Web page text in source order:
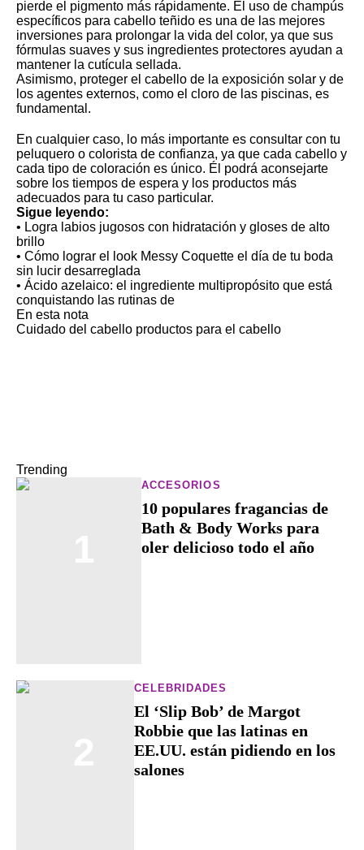
pierde el pigmento más rápidamente. El uso de champús
específicos para cabello teñido es una de las mejores
inversiones para prolongar la vida del color, ya que sus
fórmulas suaves y sus ingredientes protectores ayudan a
mantener la cutícula sellada.
Asimismo, proteger el cabello de la exposición solar y de
los agentes externos, como el cloro de las piscinas, es
fundamental.
En cualquier caso, lo más importante es consultar con tu
peluquero o colorista de confianza, ya que cada cabello y
cada tipo de coloración es único. Él podrá aconsejarte
sobre los tiempos de espera y los productos más
adecuados para tu caso particular.
Sigue leyendo:
• Logra labios jugosos con hidratación y gloses de alto
brillo
• Cómo lograr el look Messy Coquette el día de tu boda
sin lucir desarreglada
• Ácido azelaico: el ingrediente multipropósito que está
conquistando las rutinas de
En esta nota
Cuidado del cabello productos para el cabello
Trending
ACCESORIOS
10 populares fragancias de
Bath & Body Works para
oler delicioso todo el año
CELEBRIDADES
El ‘Slip Bob’ de Margot
Robbie que las latinas en
EE.UU. están pidiendo en los
salones